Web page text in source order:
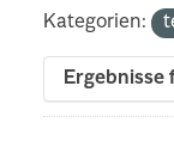
Kategorien:
Ergebnisse